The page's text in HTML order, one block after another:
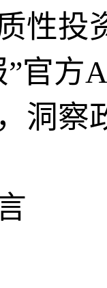
性投
官方
洞察